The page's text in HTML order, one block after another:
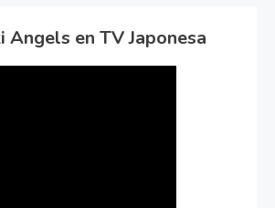
Angels en TV Japonesa